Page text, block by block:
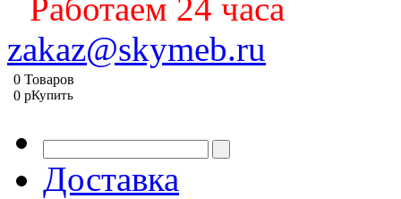
Работаем 24 часа
zakaz@skymeb.ru
0 Товаров
0 pКупить
Доставка